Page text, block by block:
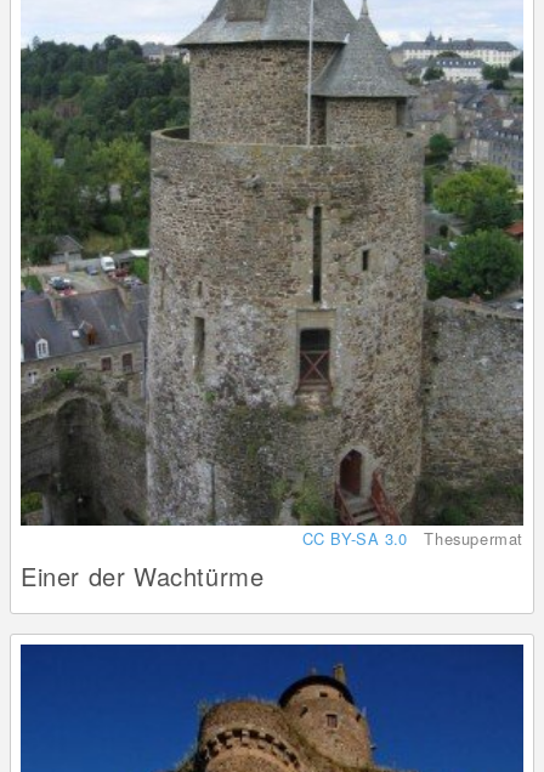
CC BY-SA 3.0 Thesupermat
Einer der Wachtürme